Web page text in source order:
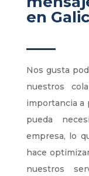
en
Nos gusta
nuestros
importancia a
pueda
empresa, lo
hace
nuestros